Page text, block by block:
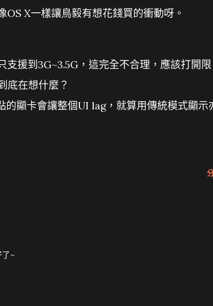
X一樣讓鳥毅有想花錢買的衝動呀。
支援到3G~3.5G，這完全不合理，應該打開限
底在想什麼？
的顯卡會讓整個UI lag，就算用傳統模式顯示
~